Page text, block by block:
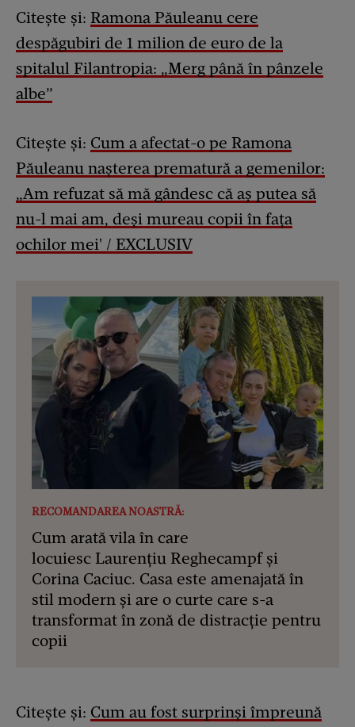
Citește și: Ramona Păuleanu cere
despăgubiri de 1 milion de euro de la
spitalul Filantropia: „Merg până în pânzele
albe”
Citește și: Cum a afectat-o pe Ramona
Păuleanu nașterea prematură a gemenilor:
„Am refuzat să mă gândesc că aș putea să
nu-l mai am, deși mureau copii în fața
ochilor mei' / EXCLUSIV
RECOMANDAREA NOASTRĂ:
Cum arată vila în care
locuiesc Laurențiu Reghecampf și
Corina Caciuc. Casa este amenajată în
stil modern și are o curte care s-a
transformat în zonă de distracție pentru
copii
Citește și: Cum au fost surprinși împreună